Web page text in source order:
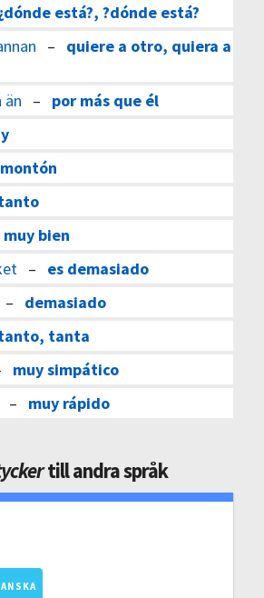
está?, ?dónde está?
– quiere a otro, quiera a
än – por más que él
muy bien
– es demasiado
– demasiado
tanta
muy simpático
– muy rápido
till andra språk